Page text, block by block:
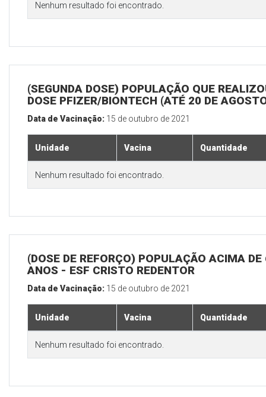
Nenhum resultado foi encontrado.
(SEGUNDA DOSE) POPULAÇÃO QUE
DOSE PFIZER/BIONTECH (ATÉ 20 DE
Data de Vacinação: 15 de outubro de 2021
Unidade Vacina Quantidade
Nenhum resultado foi encontrado.
(DOSE DE REFORÇO) POPULAÇÃO ACIMA DE
ANOS - ESF CRISTO REDENTOR
Data de Vacinação: 15 de outubro de 2021
Unidade Vacina Quantidade
Nenhum resultado foi encontrado.